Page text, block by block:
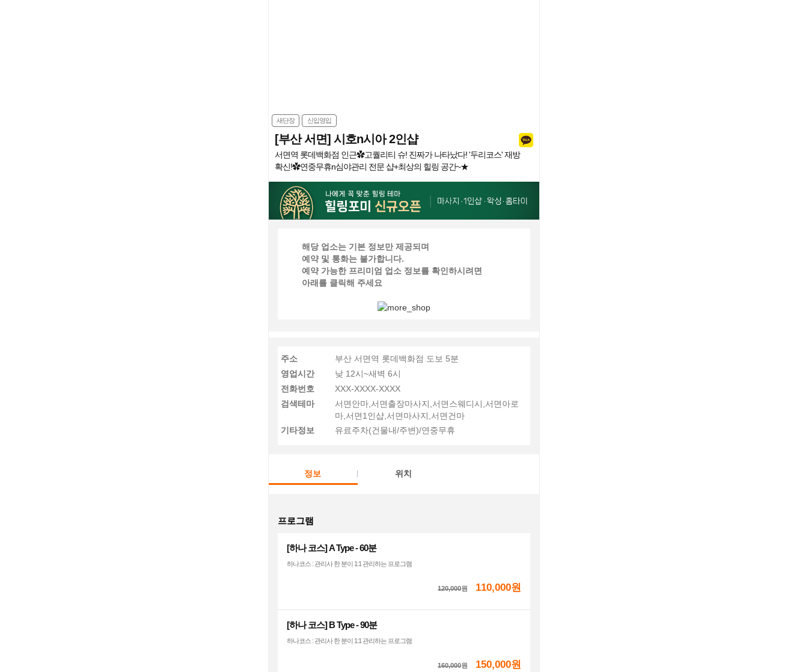
새단장 신입영입
[부산 서면] 시호n시아 2인샵
서면역 롯데백화점 인근✿고퀄리티 슈! 진짜가 나타났다! '두리코스' 재방
확신!✿연중무휴n심야관리 전문 샵+최상의 힐링 공간~★
해당 업소는 기본 정보만 제공되며
예약 및 통화는 불가합니다.
예약 가능한 프리미엄 업소 정보를 확인하시려면
아래를 클릭해 주세요
주소
부산 서면역 롯데백화점 도보 5분
영업시간
낮 12시~새벽 6시
전화번호
XXX-XXXX-XXXX
검색테마
서면안마,서면출장마사지,서면스웨디시,서면아로
마,서면1인샵,서면마사지,서면건마
기타정보
유료주차(건물내/주변)/연중무휴
정보 위치
프로그램
[하나 코스] A Type - 60분
하나코스 : 관리사 한 분이 1:1 관리하는 프로그램
120,000원 110,000원
[하나 코스] B Type - 90분
하나코스 : 관리사 한 분이 1:1 관리하는 프로그램
160,000원 150,000원